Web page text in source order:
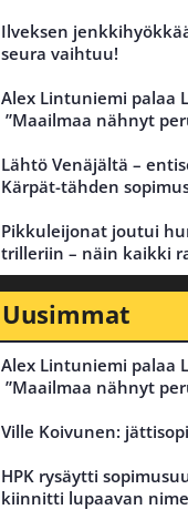
Ilveksen
seura vaihtuu!
Alex Lintuniemi palaa
”Maailmaa nähnyt
Lähtö Venäjältä –
Kärpät-tähden
Pikkuleijonat joutui
trilleriin – näin kaikki
Uusimmat
Alex Lintuniemi palaa
”Maailmaa nähnyt
Ville Koivunen:
HPK rysäytti
kiinnitti lupaavan